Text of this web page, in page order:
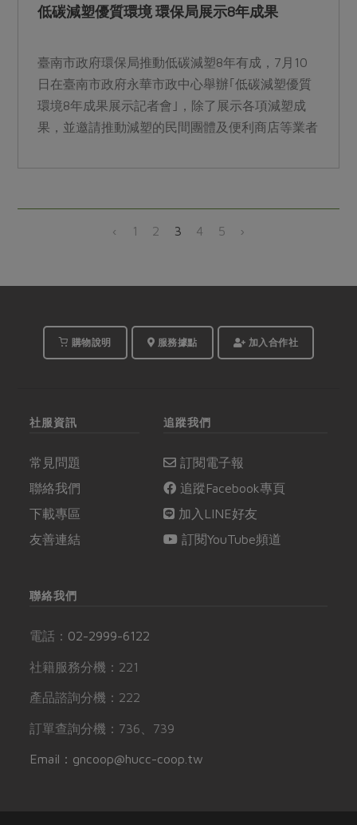
低碳減塑優質環境 環保局展示8年成果
臺南市政府環保局推動低碳減塑8年有成，7月10
日在臺南市政府永華市政中心舉辦｢低碳減塑優質
環境8年成果展示記者會｣，除了展示各項減塑成
果，並邀請推動減塑的民間團體及便利商店等業者
‹ 1 2 3 4 5 ›
購物說明 服務據點 加入合作社
社服資訊
常見問題
聯絡我們
下載專區
友善連結
追蹤我們
訂閱電子報
追蹤Facebook專頁
加入LINE好友
訂閱YouTube頻道
聯絡我們
電話： 02-2999-6122
社籍服務分機：221
產品諮詢分機：222
訂單查詢分機：736、739
Email：gncoop@hucc-coop.tw